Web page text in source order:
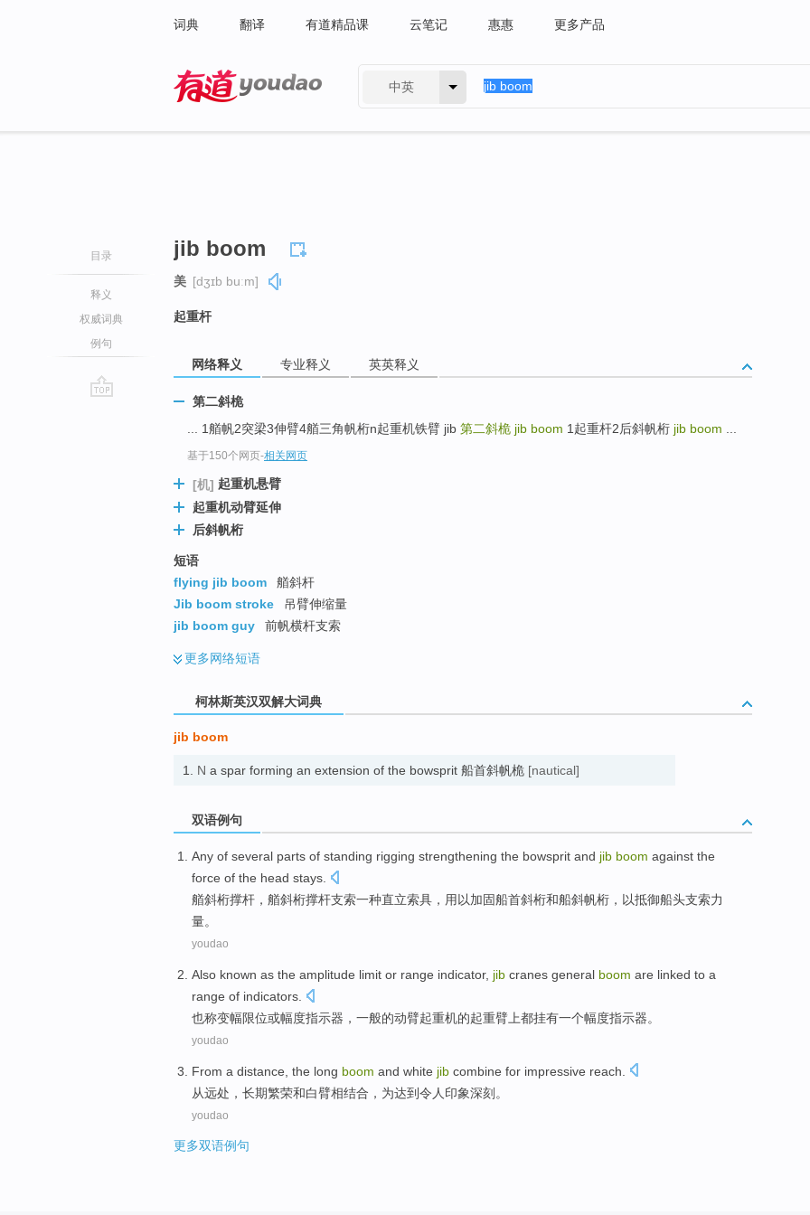
词典 翻译 有道精品课 云笔记 惠惠 更多产品
中英
目录
释义
权威词典
例句
jib boom
美 [dʒɪb buːm]
起重杆
网络释义 专业释义 英英释义
第二斜桅
... 1艏帆2突梁3伸臂4艏三角帆桁n起重机铁臂 jib 第二斜桅 jib boom 1起重杆2后斜帆桁 jib boom
基于150个网页-相关网页
[机] 起重机悬臂
起重机动臂延伸
后斜帆桁
短语
flying jib boom
艏斜杆
Jib boom stroke
吊臂伸缩量
jib boom guy
前帆横杆支索
更多网络短语
柯林斯英汉双解大词典
jib boom
1. N a spar forming an extension of the bowsprit 船首斜帆桅 [nautical]
双语例句
Any of several parts of standing rigging strengthening the bowsprit and jib boom against the
force of the head stays.
艏斜桁撑杆，艏斜桁撑杆支索一种直立索具，用以加固船首斜桁和船斜帆桁，以抵御船头支索力
量。
youdao
Also known as the amplitude limit or range indicator, jib cranes general boom are linked to a
range of indicators
也称变幅限位或幅度指示器 ， 一般的动臂起重机的起重臂上都挂有一个幅度指示器。
youdao
From a distance the long boom and white jib combine for impressive reach
从远处 ， 长期繁荣和白臂相结合 ， 为达到令人印象深刻。
youdao
更多双语例句